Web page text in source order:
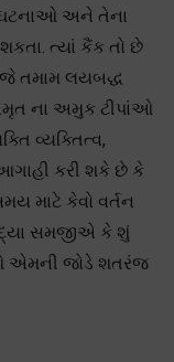
ઘટનાઓ અને તેના
ત્યાં કૈંક તો છે
તમામ લયબદ્ધ
ના અમુક ટીપાંઓ
વ્યક્તિત્વ,
કરી શકે છે કે
માટે કેવો વર્તન
સમજીએ કે શું
એમની જોડે શતરંજ